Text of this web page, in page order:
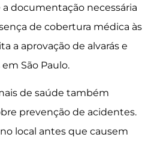
a documentação necessária
de cobertura médica às
a aprovação de alvarás e
São Paulo.
de saúde também
prevenção de acidentes.
local antes que causem